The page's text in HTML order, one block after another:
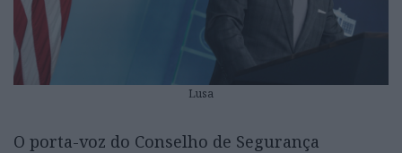
Lusa
O porta-voz do Conselho de Segurança